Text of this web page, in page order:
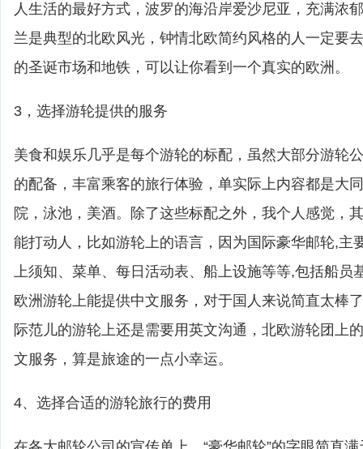
人生活的最好方式，波罗的海沿岸爱沙尼亚，充满浓
兰是典型的北欧风光，钟情北欧简约风格的人一定要
的圣诞市场和地铁，可以让你看到一个真实的欧洲。
3，选择游轮提供的服务
美食和娱乐几乎是每个游轮的标配，虽然大部分游轮
的配备，丰富乘客的旅行体验，单实际上内容都是大
院，泳池，美酒。除了这些标配之外，我个人感觉，
能打动人，比如游轮上的语言，因为国际豪华邮轮,主
上须知、菜单、每日活动表、船上设施等等,包括船员
欧洲游轮上能提供中文服务，对于国人来说简直太棒
际范儿的游轮上还是需要用英文沟通，北欧游轮团上
文服务，算是旅途的一点小幸运。
4、选择合适的游轮旅行的费用